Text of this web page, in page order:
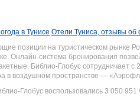
в Тунисе Отели Туниса, отзывы об
позиции на туристическом рынке
Онлайн-система бронирования
Библио-Глобус сотрудничает
в воздушном пространстве —
Глобус воспользовались 3 050 951